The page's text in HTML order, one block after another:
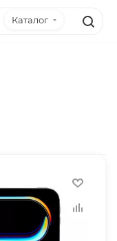
Каталог